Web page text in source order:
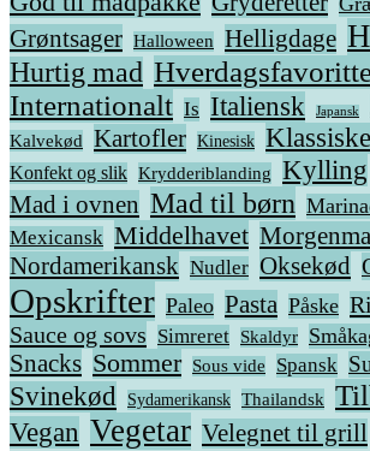
Grøntsager Halloween Helligdage
Hurtig mad
Internationalt Is Italiensk Japansk
Kalvekød Kartofler Kinesisk
Konfekt og slik Krydderiblanding Kylling
Mad i ovnen Mad til børn
Mexicansk Middelhavet
Nordamerikansk Nudler Oksekød
Opskrifter Paleo Pasta Påske
Sauce og sovs Simreret Skaldyr
Snacks Sommer Sous vide Spansk
Svinekød Sydamerikansk Thailandsk
Vegan Vegetar Velegnet til grill